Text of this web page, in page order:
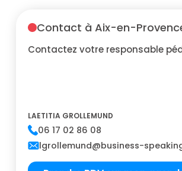
Contact à Aix-en-
Contactez votre responsable
LAETITIA GROLLEMUND
06 17 02 86 08
lgrollemund@business-